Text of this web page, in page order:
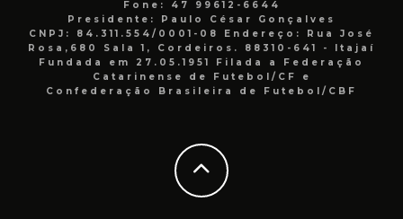
Fone: 47 99612-6644
Presidente: Paulo César Gonçalves
CNPJ: 84.311.554/0001-08 Endereço: Rua José
Rosa,680 Sala 1, Cordeiros. 88310-641 - Itajaí
Fundada em 27.05.1951 Filada a Federação
Catarinense de Futebol/CF e
Confederação Brasileira de Futebol/CBF